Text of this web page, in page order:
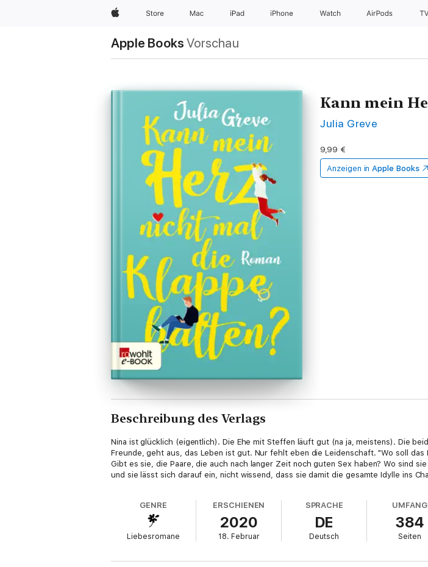
Apple Store Mac iPad iPhone Watch AirPods
Apple Books Vorschau
Kann mein
Julia Greve
9,99 €
Anzeigen in Apple Books
Beschreibung des Verlags
Nina ist glücklich (eigentlich). Die Ehe mit Steffen läuft gut (na ja, meistens). Die
Freunde, geht aus, das Leben ist gut. Nur fehlt eben die Leidenschaft. "Wo soll
Gibt es sie, die Paare, die auch nach langer Zeit noch guten Sex haben? Wo sind
und sie lässt sich darauf ein, nicht wissend, dass sie damit die gesamte Idylle ins
GENRE
Liebesromane
ERSCHIENEN
2020
18. Februar
SPRACHE
DE
Deutsch
UMFANG
384
Seiten